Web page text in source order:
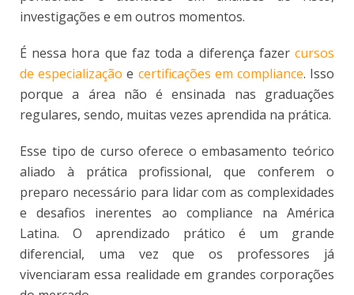
investigações e em outros momentos.
É nessa hora que faz toda a diferença fazer cursos
de especialização e certificações em compliance. Isso
porque a área não é ensinada nas graduações
regulares, sendo, muitas vezes aprendida na prática.
Esse tipo de curso oferece o embasamento teórico
aliado à prática profissional, que conferem o
preparo necessário para lidar com as complexidades
e desafios inerentes ao compliance na América
Latina. O aprendizado prático é um grande
diferencial, uma vez que os professores já
vivenciaram essa realidade em grandes corporações